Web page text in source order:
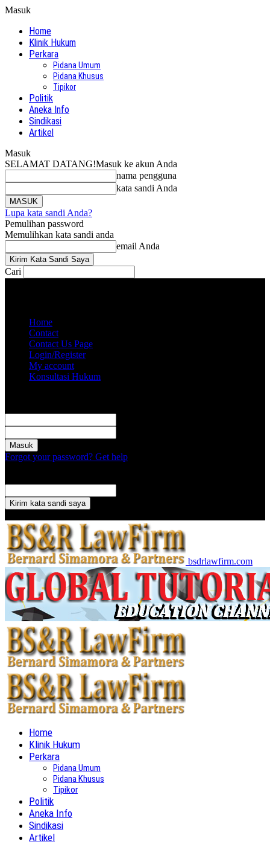
Masuk
Home
Klinik Hukum
Perkara
Pidana Umum
Pidana Khusus
Tipikor
Politik
Aneka Info
Sindikasi
Artikel
Masuk
SELAMAT DATANG!Masuk ke akun Anda
nama pengguna
kata sandi Anda
Lupa kata sandi Anda?
Pemulihan password
Memulihkan kata sandi anda
email Anda
Cari
Home
Contact
Contact Us Page
Login/Register
My account
Konsultasi Hukum
Forgot your password? Get help
bsdrlawfirm.com
Home
Klinik Hukum
Perkara
Pidana Umum
Pidana Khusus
Tipikor
Politik
Aneka Info
Sindikasi
Artikel